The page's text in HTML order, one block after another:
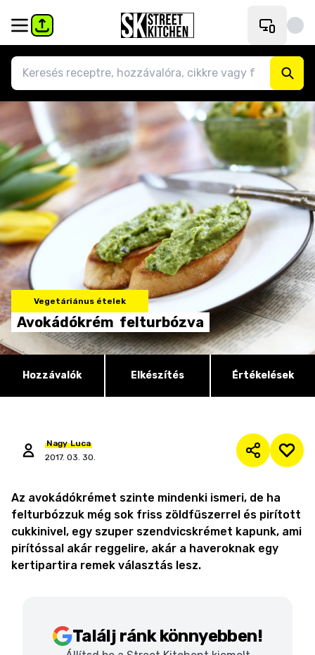
Vegetáriánus ételek
Avokádókrém felturbózva
Hozzávalók Elkészítés Értékelések
Nagy Luca
2017. 03. 30.
Az avokádókrémet szinte mindenki ismeri, de ha
felturbózzuk még sok friss zöldfűszerrel és pirított
cukkinivel, egy szuper szendvicskrémet kapunk, ami
pirítóssal akár reggelire, akár a haveroknak egy
kertipartira remek választás lesz.
Találj ránk könnyebben!